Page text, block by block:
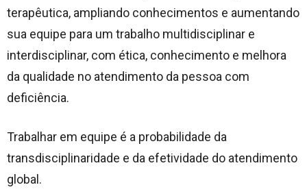
terapêutica, ampliando conhecimentos e aumentando
sua equipe para um trabalho multidisciplinar e
interdisciplinar, com ética, conhecimento e melhora
da qualidade no atendimento da pessoa com
deficiência.
Trabalhar em equipe é a probabilidade da
transdisciplinaridade e da efetividade do atendimento
global.